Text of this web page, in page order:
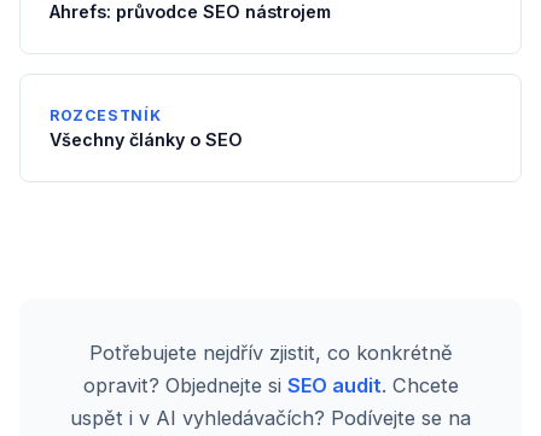
Ahrefs: průvodce SEO nástrojem
ROZCESTNÍK
Všechny články o SEO
Potřebujete nejdřív zjistit, co konkrétně
opravit? Objednejte si SEO audit. Chcete
uspět i v AI vyhledávačích? Podívejte se na